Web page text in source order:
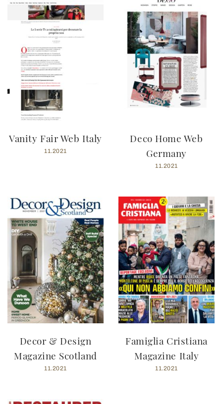
Vanity Fair Web Italy
11.2021
Deco Home Web
Germany
11.2021
Decor & Design
Magazine Scotland
11.2021
Famiglia Cristiana
Magazine Italy
11.2021